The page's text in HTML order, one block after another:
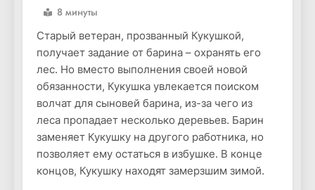
8 минуты
Старый ветеран, прозванный Кукушкой,
получает задание от барина – охранять его
лес. Но вместо выполнения своей новой
обязанности, Кукушка увлекается поиском
волчат для сыновей барина, из-за чего из
леса пропадает несколько деревьев. Барин
заменяет Кукушку на другого работника, но
позволяет ему остаться в избушке. В конце
концов, Кукушку находят замерзшим зимой.